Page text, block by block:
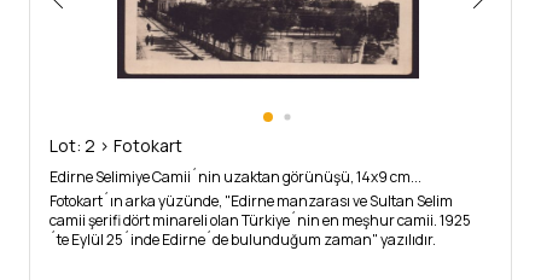
Lot: 2 > Fotokart
Edirne Selimiye Camii´nin uzaktan görünüşü, 14x9 cm...
Fotokart´ın arka yüzünde, "Edirne manzarası ve Sultan Selim
camii şerifi dört minareli olan Türkiye´nin en meşhur camii. 1925
´te Eylül 25´inde Edirne´de bulunduğum zaman" yazılıdır.